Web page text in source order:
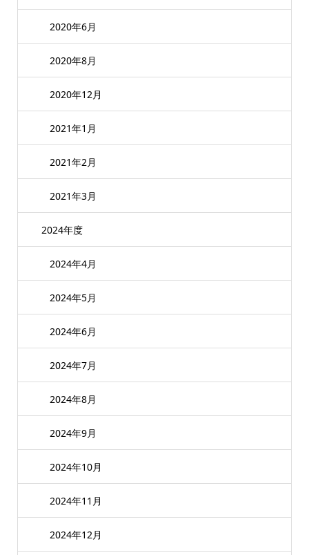
2020年6月
2020年8月
2020年12月
2021年1月
2021年2月
2021年3月
2024年度
2024年4月
2024年5月
2024年6月
2024年7月
2024年8月
2024年9月
2024年10月
2024年11月
2024年12月